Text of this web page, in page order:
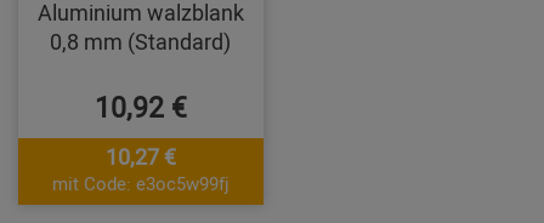
Aluminium walzblank
0,8 mm (Standard)
10,92 €
10,27 €
mit Code: e3oc5w99fj